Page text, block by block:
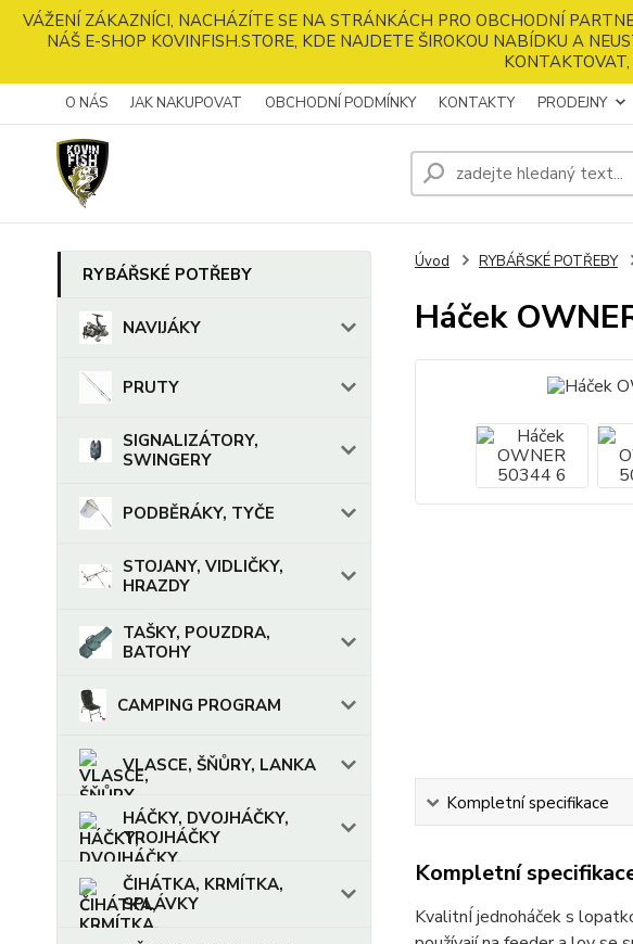
VÁŽENÍ ZÁKAZNÍCI, NACHÁZÍTE SE NA STRÁNKÁCH PRO OBCHODNÍ
NÁŠ E-SHOP KOVINFISH.STORE, KDE NAJDETE ŠIROKOU NABÍDKU A
O NÁS JAK NAKUPOVAT OBCHODNÍ PODMÍNKY KONTAKTY PRODEJNY
RYBÁŘSKÉ POTŘEBY
NAVIJÁKY
PRUTY
SIGNALIZÁTORY,
SWINGERY
PODBĚRÁKY, TYČE
STOJANY, VIDLIČKY,
HRAZDY
TAŠKY, POUZDRA,
BATOHY
CAMPING PROGRAM
VLASCE, ŠŇŮRY, LANKA
HÁČKY, DVOJHÁČKY,
TROJHÁČKY
ČIHÁTKA, KRMÍTKA,
SPLÁVKY
Úvod RYBÁŘSKÉ POTŘEBY
Háček
Kompletní specifikace
Kompletní
KvalitnÍ jednoháček s